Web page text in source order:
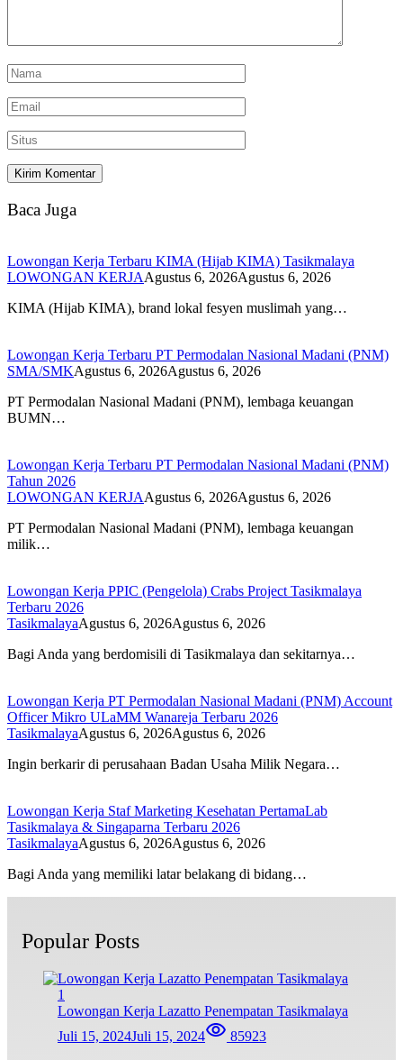
Baca Juga
Lowongan Kerja Terbaru KIMA (Hijab KIMA) Tasikmalaya
LOWONGAN KERJAAgustus 6, 2026Agustus 6, 2026
KIMA (Hijab KIMA), brand lokal fesyen muslimah yang…
Lowongan Kerja Terbaru PT Permodalan Nasional Madani (PNM)
SMA/SMKAgustus 6, 2026Agustus 6, 2026
PT Permodalan Nasional Madani (PNM), lembaga keuangan
BUMN…
Lowongan Kerja Terbaru PT Permodalan Nasional Madani (PNM)
Tahun 2026
LOWONGAN KERJAAgustus 6, 2026Agustus 6, 2026
PT Permodalan Nasional Madani (PNM), lembaga keuangan
milik…
Lowongan Kerja PPIC (Pengelola) Crabs Project Tasikmalaya
Terbaru 2026
TasikmalayaAgustus 6, 2026Agustus 6, 2026
Bagi Anda yang berdomisili di Tasikmalaya dan sekitarnya…
Lowongan Kerja PT Permodalan Nasional Madani (PNM) Account
Officer Mikro ULaMM Wanareja Terbaru 2026
TasikmalayaAgustus 6, 2026Agustus 6, 2026
Ingin berkarir di perusahaan Badan Usaha Milik Negara…
Lowongan Kerja Staf Marketing Kesehatan PertamaLab
Tasikmalaya & Singaparna Terbaru 2026
TasikmalayaAgustus 6, 2026Agustus 6, 2026
Bagi Anda yang memiliki latar belakang di bidang…
Popular Posts
1
Lowongan Kerja Lazatto Penempatan Tasikmalaya
Juli 15, 2024Juli 15, 2024 85923